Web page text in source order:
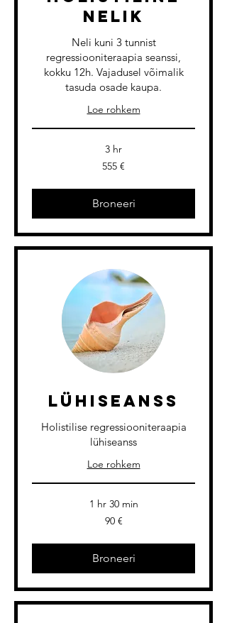
nelik
Neli kuni 3 tunnist
regressiooniteraapia seanssi,
kokku 12h. Vajadusel võimalik
tasuda osade kaupa.
Loe rohkem
3 hr
555 €
Broneeri
Lühiseanss
Holistilise regressiooniteraapia
lühiseanss
Loe rohkem
1 hr 30 min
90 €
Broneeri